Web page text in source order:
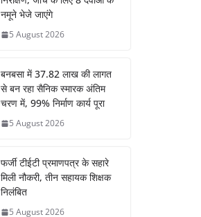
नमूने भेजे जाएंगे
5 August 2026
बनबसा में 37.82 लाख की लागत
से बन रहा सैनिक स्मारक अंतिम
चरण में, 99% निर्माण कार्य पूरा
5 August 2026
फर्जी टीईटी प्रमाणपत्र के सहारे
मिली नौकरी, तीन सहायक शिक्षक
निलंबित
5 August 2026